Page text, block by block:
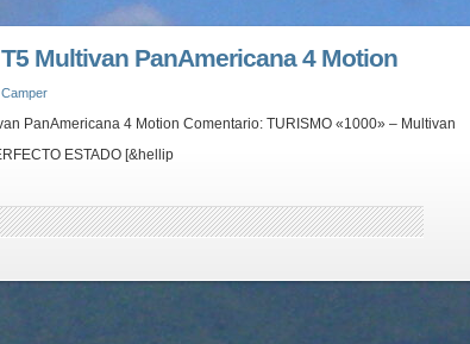
Multivan PanAmericana 4 Motion
PanAmericana 4 Motion Comentario: TURISMO «1000» – Multivan
ESTADO [&hellip